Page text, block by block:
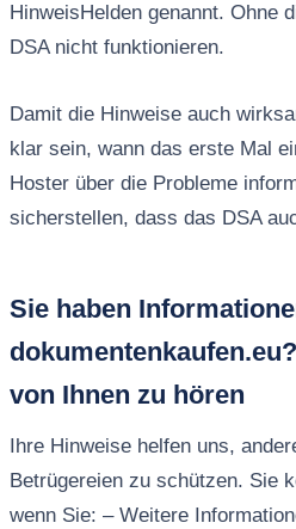
HinweisHelden genannt. Ohne
DSA nicht funktionieren.
Damit die Hinweise auch
klar sein, wann das erste Mal
Hoster über die Probleme
sicherstellen, dass das DSA
Sie haben
von Ihnen zu hören
Ihre Hinweise helfen uns,
Betrügereien zu schützen. Sie
wenn Sie: – Weitere